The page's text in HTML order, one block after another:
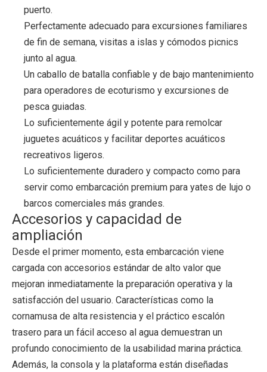
puerto.
Perfectamente adecuado para excursiones familiares
de fin de semana, visitas a islas y cómodos picnics
junto al agua.
Un caballo de batalla confiable y de bajo mantenimiento
para operadores de ecoturismo y excursiones de
pesca guiadas.
Lo suficientemente ágil y potente para remolcar
juguetes acuáticos y facilitar deportes acuáticos
recreativos ligeros.
Lo suficientemente duradero y compacto como para
servir como embarcación premium para yates de lujo o
barcos comerciales más grandes.
Accesorios y capacidad de
ampliación
Desde el primer momento, esta embarcación viene
cargada con accesorios estándar de alto valor que
mejoran inmediatamente la preparación operativa y la
satisfacción del usuario. Características como la
cornamusa de alta resistencia y el práctico escalón
trasero para un fácil acceso al agua demuestran un
profundo conocimiento de la usabilidad marina práctica.
Además, la consola y la plataforma están diseñadas